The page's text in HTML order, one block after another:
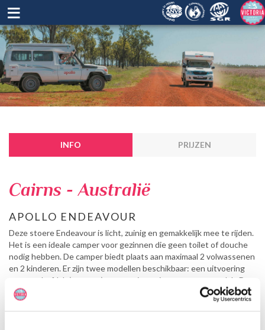
≡
INFO PRIJZEN
Cairns - Australië
APOLLO ENDEAVOUR
Deze stoere Endeavour is licht, zuinig en gemakkelijk mee te rijden.
Het is een ideale camper voor gezinnen die geen toilet of douche
nodig hebben. De camper biedt plaats aan maximaal 2 volwassenen
en 2 kinderen. Er zijn twee modellen beschikbaar: een uitvoering
met een hefdak (pop-top) en een uitvoering met een vast dak. De
indeling (layout) en het voertuigtype kunnen niet worden
aangevraagd of gegarandeerd.